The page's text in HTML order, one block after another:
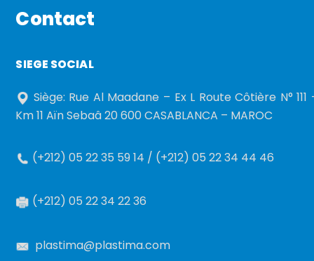
Contact
SIEGE SOCIAL
Siège: Rue Al Maadane – Ex L Route Côtière N° 111
Km 11 Aïn Sebaâ 20 600 CASABLANCA – MAROC
(+212) 05 22 35 59 14 / (+212) 05 22 34 44 46
(+212) 05 22 34 22 36
plastima@plastima.com